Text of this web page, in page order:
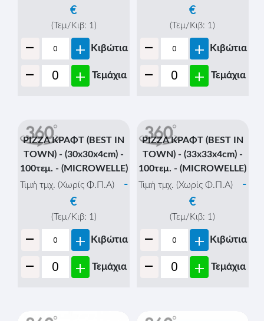
€
(Τεμ/Κιβ: 1)
- + Κιβώτια
- + Τεμάχια
€
(Τεμ/Κιβ: 1)
- + Κιβώτια
- + Τεμάχια
PIZZA ΚΡΑΦΤ (BEST IN
TOWN) - (30x30x4cm) -
100τεμ. - (MICROWELLE)
(Τεμ/Κιβ:
PIZZA ΚΡΑΦΤ (BEST IN
TOWN) - (33x33x4cm) -
100τεμ. - (MICROWELLE)
(Τεμ/Κιβ: